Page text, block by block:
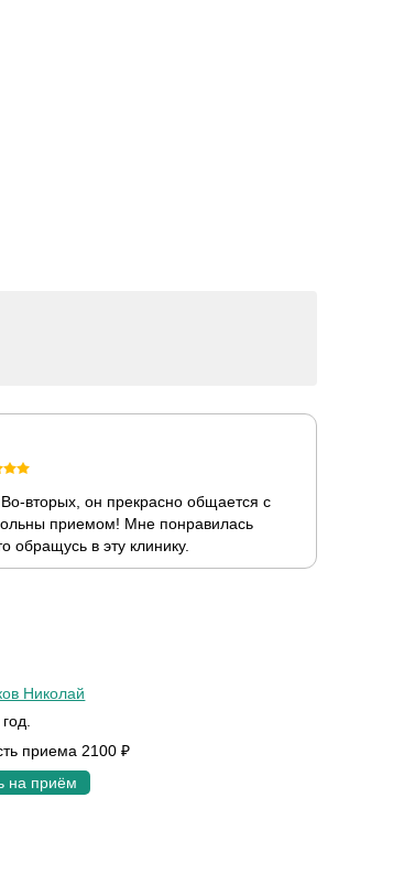
вторых, он прекрасно общается с
приемом! Мне понравилась
в эту клинику.
Николай
приема 2100 ₽
на приём